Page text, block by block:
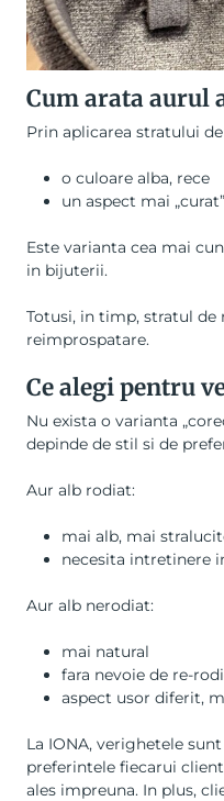
Cum arata aurul
Prin aplicarea stratului
o culoare alba, rece
un aspect mai
Este varianta cea mai
in bijuterii.
Totusi, in timp, stratul de
reimprospatare.
Ce alegi pentru
Nu exista o varianta
depinde de stil si de
Aur alb rodiat:
mai alb, mai
necesita intretinere
Aur alb nerodiat:
mai natural
fara nevoie de re-
aspect usor diferit,
La IONA, verighetele
preferintele fiecarui
ales impreuna. In plus,